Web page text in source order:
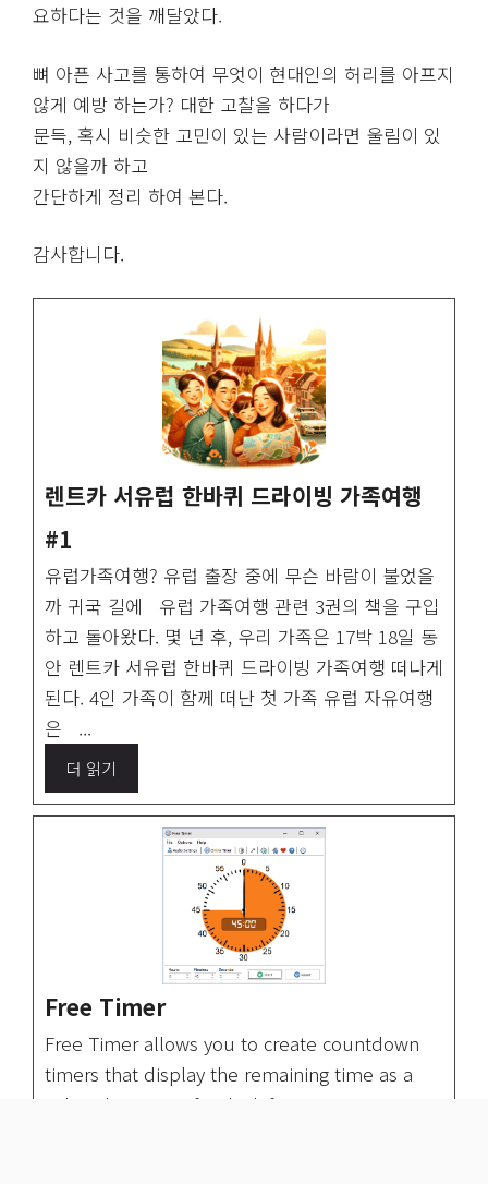
요하다는 것을 깨달았다.
뼈 아픈 사고를 통하여 무엇이 현대인의 허리를 아프지
않게 예방 하는가? 대한 고찰을 하다가
문득, 혹시 비슷한 고민이 있는 사람이라면 울림이 있
지 않을까 하고
간단하게 정리 하여 본다.
감사합니다.
렌트카 서유럽 한바퀴 드라이빙 가족여행
#1
유럽가족여행? 유럽 출장 중에 무슨 바람이 불었을
까 귀국 길에 유럽 가족여행 관련 3권의 책을 구입
하고 돌아왔다. 몇 년 후, 우리 가족은 17박 18일 동
안 렌트카 서유럽 한바퀴 드라이빙 가족여행 떠나게
된다. 4인 가족이 함께 떠난 첫 가족 유럽 자유여행
은 ...
더 읽기
Free Timer
Free Timer allows you to create countdown
timers that display the remaining time as a
colored section of a clock face.